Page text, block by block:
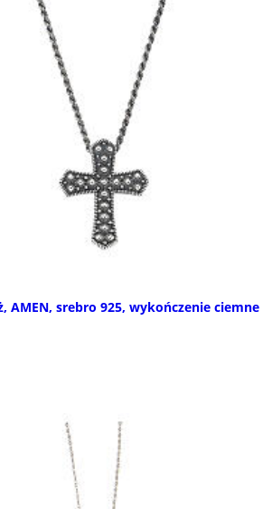
AMEN, srebro 925, wykończenie ciemne